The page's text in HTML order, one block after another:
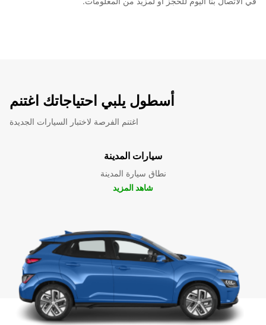
أسطول يلبي احتياجاتك اغتنم
اغتنم الفرصة لاختبار السيارات الجديدة
سيارات المدينة
نطاق سيارة المدينة
شاهد المزيد